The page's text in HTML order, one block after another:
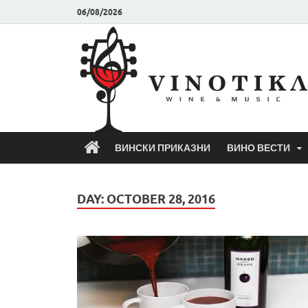
06/08/2026
ВИНСКИ ПРИКАЗНИ ВИНО ВЕСТИ
DAY: OCTOBER 28, 2016